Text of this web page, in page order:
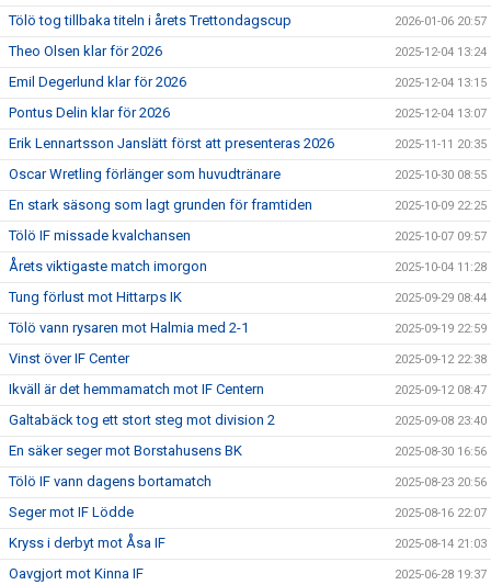
Tölö tog tillbaka titeln i årets Trettondagscup 2026-01-06 20:57
Theo Olsen klar för 2026 2025-12-04 13:24
Emil Degerlund klar för 2026 2025-12-04 13:15
Pontus Delin klar för 2026 2025-12-04 13:07
Erik Lennartsson Janslätt först att presenteras 2026 2025-11-11 20:35
Oscar Wretling förlänger som huvudtränare 2025-10-30 08:55
En stark säsong som lagt grunden för framtiden 2025-10-09 22:25
Tölö IF missade kvalchansen 2025-10-07 09:57
Årets viktigaste match imorgon 2025-10-04 11:28
Tung förlust mot Hittarps IK 2025-09-29 08:44
Tölö vann rysaren mot Halmia med 2-1 2025-09-19 22:59
Vinst över IF Center 2025-09-12 22:38
Ikväll är det hemmamatch mot IF Centern 2025-09-12 08:47
Galtabäck tog ett stort steg mot division 2 2025-09-08 23:40
En säker seger mot Borstahusens BK 2025-08-30 16:56
Tölö IF vann dagens bortamatch 2025-08-23 20:56
Seger mot IF Lödde 2025-08-16 22:07
Kryss i derbyt mot Åsa IF 2025-08-14 21:03
Oavgjort mot Kinna IF 2025-06-28 19:37